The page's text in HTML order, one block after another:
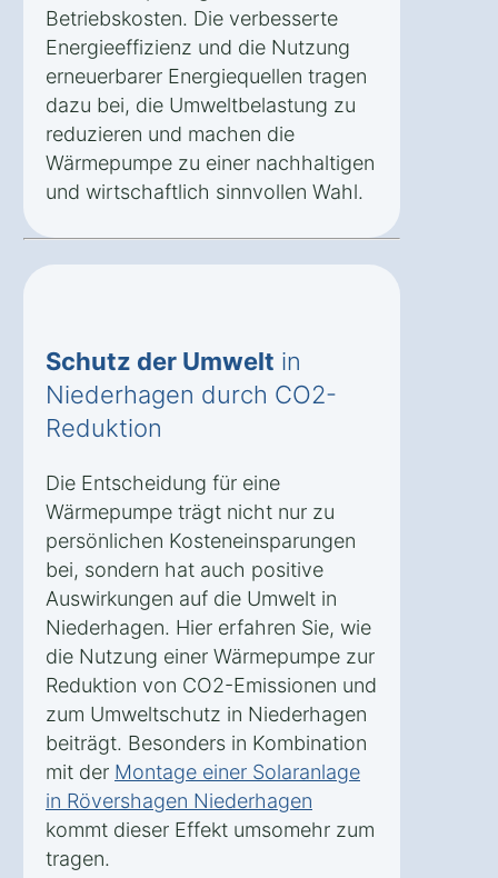
Betriebskosten. Die verbesserte
Energieeffizienz und die Nutzung
erneuerbarer Energiequellen tragen
dazu bei, die Umweltbelastung zu
reduzieren und machen die
Wärmepumpe zu einer nachhaltigen
und wirtschaftlich sinnvollen Wahl.
Schutz der Umwelt in
Niederhagen durch CO2-
Reduktion
Die Entscheidung für eine
Wärmepumpe trägt nicht nur zu
persönlichen Kosteneinsparungen
bei, sondern hat auch positive
Auswirkungen auf die Umwelt in
Niederhagen. Hier erfahren Sie, wie
die Nutzung einer Wärmepumpe zur
Reduktion von CO2-Emissionen und
zum Umweltschutz in Niederhagen
beiträgt. Besonders in Kombination
mit der Montage einer Solaranlage
in Rövershagen Niederhagen
kommt dieser Effekt umsomehr zum
tragen.